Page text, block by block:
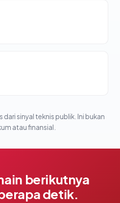
sinyal teknis publik. Ini bukan
atau finansial.
berikutnya
detik.